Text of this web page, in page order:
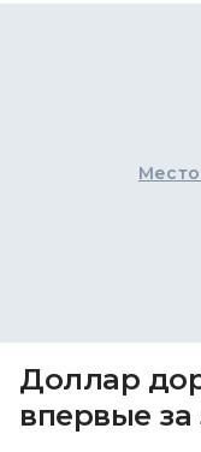
Доллар
впервые за